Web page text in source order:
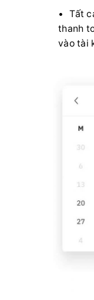
Tất
thanh
vào tài